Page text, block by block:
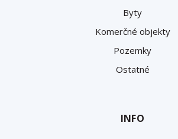
Byty
Komerčné objekty
Pozemky
Ostatné
INFO